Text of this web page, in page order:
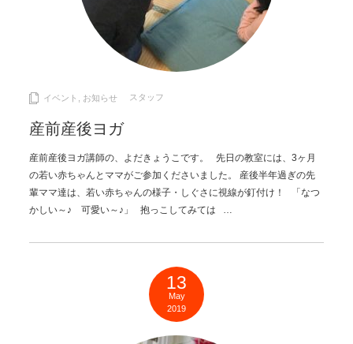
イベント , お知らせ スタッフ
産前産後ヨガ
産前産後ヨガ講師の、よだきょうこです。 先日の教室には、3ヶ月
の若い赤ちゃんとママがご参加くださいました。 産後半年過ぎの先
輩ママ達は、若い赤ちゃんの様子・しぐさに視線が釘付け！ 「なつ
かしい～♪ 可愛い～♪」 抱っこしてみては …
13
May
2019